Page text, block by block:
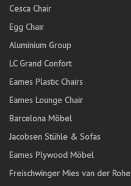
Cesca Chair
Egg Chair
Aluminium Group
LC Grand Confort
Eames Plastic Chairs
Eames Lounge Chair
Barcelona Möbel
Jacobsen Stühle & Sofas
Eames Plywood Möbel
Freischwinger Mies van der Rohe